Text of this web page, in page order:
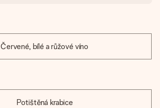
Červené, bílé a růžové víno
Potištěná krabice